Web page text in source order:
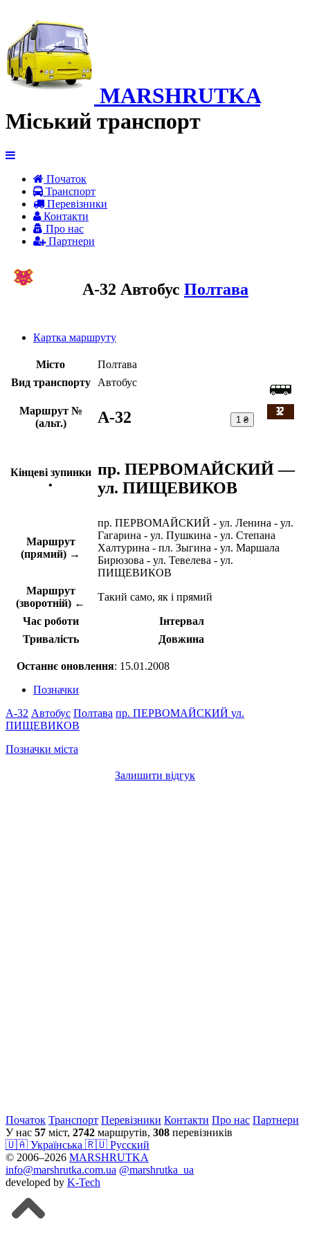
MARSHRUTKA
Міський транспорт
Початок
Транспорт
Перевiзники
Контакти
Про нас
Партнери
A-32 Автобус Полтава
Картка маршруту
Місто
Полтава
Вид транспорту
Автобус
Маршрут №
(альт.)
A-32 1 ₴
Кінцеві зупинки
•
пр. ПЕРВОМАЙСКИЙ —
ул. ПИЩЕВИКОВ
Маршрут
(прямий) →
пр. ПЕРВОМАЙСКИЙ - ул. Ленина - ул.
Гагарина - ул. Пушкина - ул. Степана
Халтурина - пл. Зыгина - ул. Маршала
Бирюзова - ул. Тевелева - ул.
ПИЩЕВИКОВ
Маршрут
(зворотній) ←
Такий само, як і прямий
Час роботи
Інтервал
Тривалість
Довжина
Останнє оновлення: 15.01.2008
Позначки
A-32 Автобус Полтава пр. ПЕРВОМАЙСКИЙ ул.
ПИЩЕВИКОВ
Позначки міста
Залишити відгук
Початок Транспорт Перевiзники Контакти Про нас Партнери
У нас 57 міст, 2742 маршрутів, 308 перевізників
🇺🇦 Українська 🇷🇺 Русский
© 2006–2026 MARSHRUTKA
info@marshrutka.com.ua @marshrutka_ua
developed by K-Tech